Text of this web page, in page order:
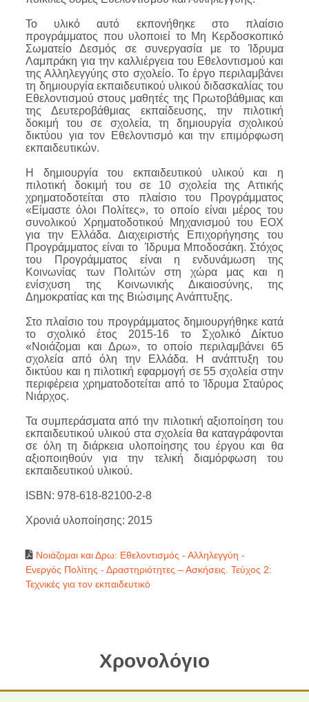
Το υλικό αυτό εκπονήθηκε στο πλαίσιο
προγράμματος που υλοποιεί το Μη Κερδοσκοπικό
Σωματείο Δεσμός σε συνεργασία με το Ίδρυμα
Λαμπράκη για την καλλιέργεια του Εθελοντισμού και
της Αλληλεγγύης στο σχολείο. Το έργο περιλαμβάνει
τη δημιουργία εκπαιδευτικού υλικού διδασκαλίας του
Εθελοντισμού στους μαθητές της Πρωτοβάθμιας και
της Δευτεροβάθμιας εκπαίδευσης, την πιλοτική
δοκιμή του σε σχολεία, τη δημιουργία σχολικού
δικτύου για τον Εθελοντισμό και την επιμόρφωση
εκπαιδευτικών.
Η δημιουργία του εκπαιδευτικού υλικού και η
πιλοτική δοκιμή του σε 10 σχολεία της Αττικής
χρηματοδοτείται στο πλαίσιο του Προγράμματος
«Είμαστε όλοι Πολίτες», το οποίο είναι μέρος του
συνολικού Χρηματοδοτικού Μηχανισμού του ΕΟΧ
για την Ελλάδα. Διαχειριστής Επιχορήγησης του
Προγράμματος είναι το Ίδρυμα Μποδοσάκη. Στόχος
του Προγράμματος είναι η ενδυνάμωση της
Κοινωνίας των Πολιτών στη χώρα μας και η
ενίσχυση της Κοινωνικής Δικαιοσύνης, της
Δημοκρατίας και της Βιώσιμης Ανάπτυξης.
Στο πλαίσιο του προγράμματος δημιουργήθηκε κατά
το σχολικό έτος 2015-16 το Σχολικό Δίκτυο
«Νοιάζομαι και Δρω», το οποίο περιλαμβάνει 65
σχολεία από όλη την Ελλάδα. Η ανάπτυξη του
δικτύου και η πιλοτική εφαρμογή σε 55 σχολεία στην
περιφέρεια χρηματοδοτείται από το Ίδρυμα Σταύρος
Νιάρχος.
Τα συμπεράσματα από την πιλοτική αξιοποίηση του
εκπαιδευτικού υλικού στα σχολεία θα καταγράφονται
σε όλη τη διάρκεια υλοποίησης του έργου και θα
αξιοποιηθούν για την τελική διαμόρφωση του
εκπαιδευτικού υλικού.
ISBN: 978-618-82100-2-8
Χρονιά υλοποίησης: 2015
Νοιάζομαι και Δρω: Εθελοντισμός - Αλληλεγγύη -
Ενεργός Πολίτης - Δραστηριότητες – Ασκήσεις. Τεύχος 2:
Τεχνικές για τον εκπαιδευτικό
Χρονολόγιο